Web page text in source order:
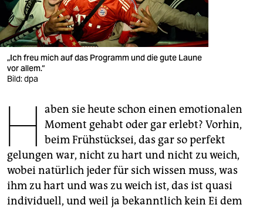
verlag
veranstaltungen
shop
fragen & hilfe
unterstützen
abo
genossenschaft
epaper login
„Ich freu mich auf das Programm und die gute Laune
vor allem.“
Bild: dpa
H aben sie heute schon einen emotionalen
Moment gehabt oder gar erlebt? Vorhin,
beim Frühstücksei, das gar so perfekt
gelungen war, nicht zu hart und nicht zu weich,
wobei natürlich jeder für sich wissen muss, was
ihm zu hart und was zu weich ist, das ist quasi
individuell, und weil ja bekanntlich kein Ei dem